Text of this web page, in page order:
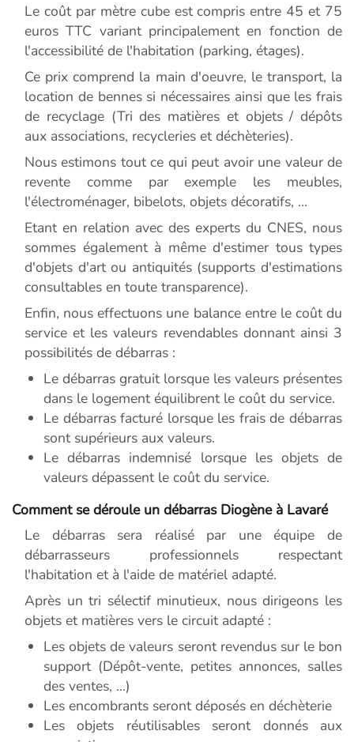
Le coût par mètre cube est compris entre 45 et 75
euros TTC variant principalement en fonction de
l'accessibilité de l'habitation (parking, étages).
Ce prix comprend la main d'oeuvre, le transport, la
location de bennes si nécessaires ainsi que les frais
de recyclage (Tri des matières et objets / dépôts
aux associations, recycleries et déchèteries).
Nous estimons tout ce qui peut avoir une valeur de
revente comme par exemple les meubles,
l'électroménager, bibelots, objets décoratifs, ...
Etant en relation avec des experts du CNES, nous
sommes également à même d'estimer tous types
d'objets d'art ou antiquités (supports d'estimations
consultables en toute transparence).
Enfin, nous effectuons une balance entre le coût du
service et les valeurs revendables donnant ainsi 3
possibilités de débarras :
Le débarras gratuit lorsque les valeurs présentes
dans le logement équilibrent le coût du service.
Le débarras facturé lorsque les frais de débarras
sont supérieurs aux valeurs.
Le débarras indemnisé lorsque les objets de
valeurs dépassent le coût du service.
Comment se déroule un débarras Diogène à Lavaré
Le débarras sera réalisé par une équipe de
débarrasseurs professionnels respectant
l'habitation et à l'aide de matériel adapté.
Après un tri sélectif minutieux, nous dirigeons les
objets et matières vers le circuit adapté :
Les objets de valeurs seront revendus sur le bon
support (Dépôt-vente, petites annonces, salles
des ventes, ...)
Les encombrants seront déposés en déchèterie
Les objets réutilisables seront donnés aux